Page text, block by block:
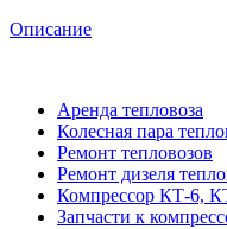
Описание
Аренда тепловоза
Колесная пара
Ремонт тепловозов
Ремонт дизеля
Компрессор КТ-6,
Запчасти к